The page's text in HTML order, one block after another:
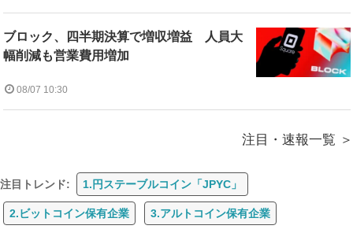
ブロック、四半期決算で増収増益 人員大
幅削減も営業費用増加
08/07 10:30
注目・速報一覧
注目トレンド: 1.円ステーブルコイン「JPYC」
2.ビットコイン保有企業 3.アルトコイン保有企業